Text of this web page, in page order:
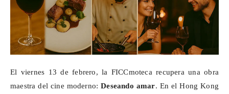
El viernes 13 de febrero, la FICCmoteca recupera una obra
maestra del cine moderno:Deseando amar. En el Hong Kong